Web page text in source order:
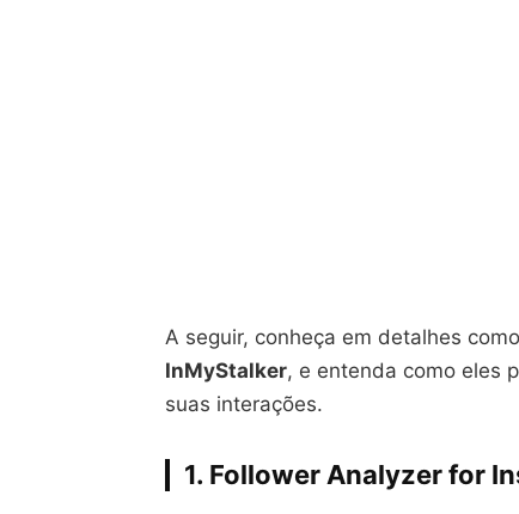
A seguir, conheça em detalhes
InMyStalker, e entenda como eles
suas interações.
1. Follower Analyzer for